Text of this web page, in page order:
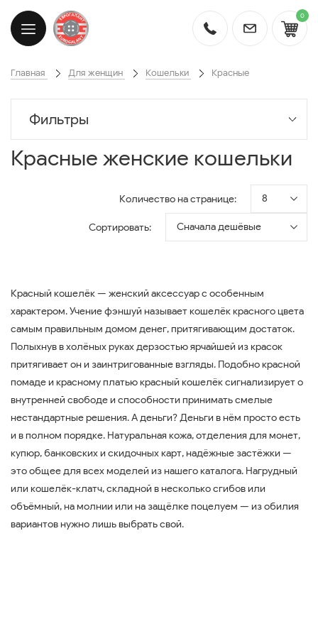
0
Главная Для женщин Кошельки Красные
Фильтры
Красные женские кошельки
Количество на странице: 8
Сортировать: Сначала дешёвые
Красный кошелёк — женский аксессуар с особенным
характером. Учение фэншуй называет кошелёк красного цвета
самым правильным домом денег, притягивающим достаток.
Полыхнув в холёных руках дерзостью ярчайшей из красок
притягивает он и заинтригованные взгляды. Подобно красной
помаде и красному платью красный кошелёк сигнализирует о
внутренней свободе и способности принимать смелые
нестандартные решения. А деньги? Деньги в нём просто есть
и в полном порядке. Натуральная кожа, отделения для монет,
купюр, банковских и скидочных карт, надёжные застёжки —
это общее для всех моделей из нашего каталога. Нагрудный
или кошелёк-клатч, складной в несколько сгибов или
объёмный, на молнии или на защёлке поцелуем — из обилия
вариантов нужно лишь выбрать свой.